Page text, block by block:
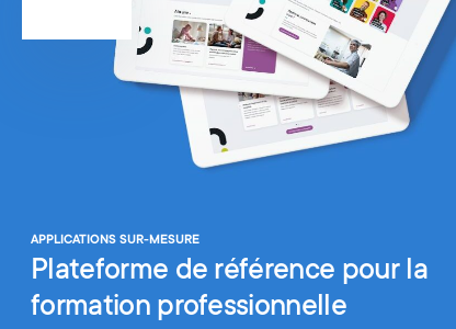
APPLICATIONS SUR-MESURE
Plateforme de référence pour la
formation professionnelle